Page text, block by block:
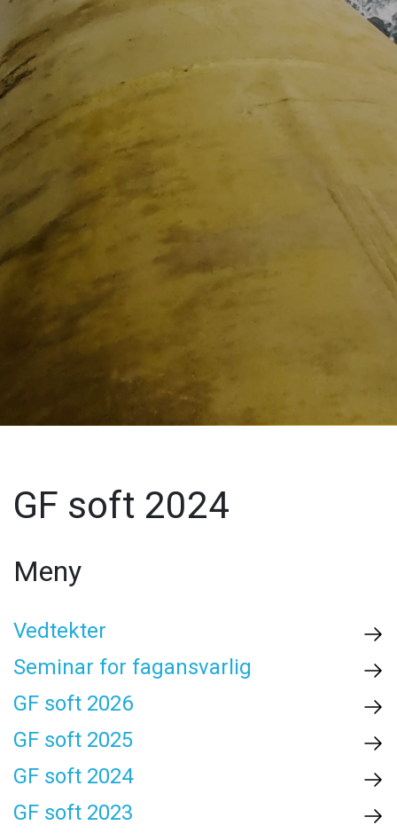
GF soft 2024
Meny
Vedtekter
Seminar for fagansvarlig
GF soft 2026
GF soft 2025
GF soft 2024
GF soft 2023